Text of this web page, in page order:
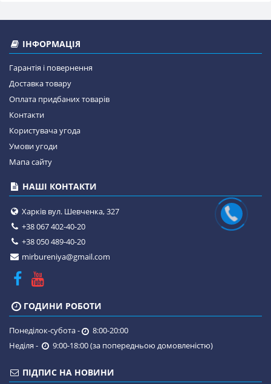
ІНФОРМАЦІЯ
Гарантія і повернення
Доставка товару
Оплата придбаних товарів
Контакти
Користувача угода
Умови угоди
Мапа сайту
НАШІ КОНТАКТИ
Харків вул. Шевченка, 327
+38 067 402-40-20
+38 050 489-40-20
mirbureniya@gmail.com
ГОДИНИ РОБОТИ
Понеділок-субота -
8:00-20:00
Неділя -
9:00-18:00 (за попередньою домовленістю)
ПІДПИС НА НОВИНИ